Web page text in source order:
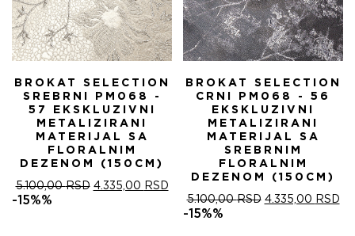
BROKAT SELECTION
SREBRNI PM068 -
57 EKSKLUZIVNI
METALIZIRANI
MATERIJAL SA
FLORALNIM
DEZENOM (150CM)
5.100,00RSD ОРИГИНАЛНА
4.335,00 RSDТРЕНУТНА
ЦЕНА
-15%%
BROKAT SELECTION
CRNI PM068 - 56
EKSKLUZIVNI
METALIZIRANI
MATERIJAL SA
SREBRNIM
FLORALNIM
DEZENOM (150CM)
5.100,00RSD ОРИГИНАЛНА
4.335,00 RSD
-15%%